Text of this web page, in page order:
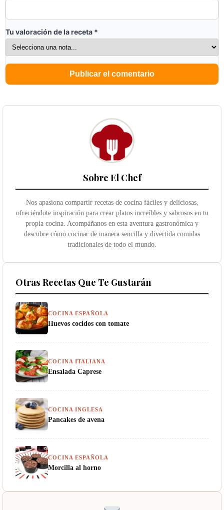
Tu valoración de la receta *
Sobre El Chef
Nos apasiona compartir recetas de cocina fáciles y deliciosas,
ofreciéndote inspiración para crear platos increíbles y sabrosos en tu
propia cocina. Acompáñanos en esta aventura gastronómica y
descubre cómo cocinar de manera sencilla y divertida comidas
tradicionales de todo el mundo.
Otras Recetas Que Te Gustarán
COCINA ESPAÑOLA
Huevos cocidos con tomate
COCINA ITALIANA
Ensalada Caprese
COCINA INGLESA
Pancakes de avena
COCINA ESPAÑOLA
Morcilla al horno